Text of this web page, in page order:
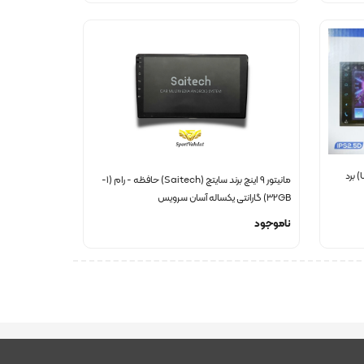
مانیتور 7 اینچ اندروید یونیورسال (UNIVERSAL) برد
مانیتور 9 اینچ برند سایتچ (Saitech) حافظه - رام (1-
32GB) گارانتی یکساله آسان سرویس
ناموجود